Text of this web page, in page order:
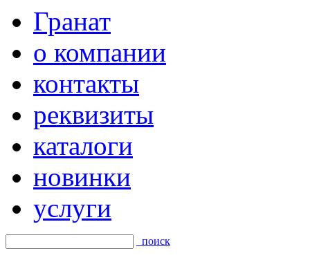
Гранат
о компании
контакты
реквизиты
каталоги
новинки
услуги
поиск